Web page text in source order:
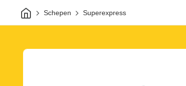
ThuisSchepen Superexpress